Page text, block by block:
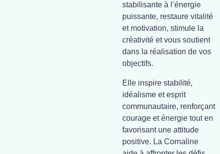
stabilisante à l’énergie
puissante, restaure vitalité
et motivation, stimule la
créativité et vous soutient
dans la réalisation de vos
objectifs.
Elle inspire stabilité,
idéalisme et esprit
communautaire, renforçant
courage et énergie tout en
favorisant une attitude
positive. La Cornaline